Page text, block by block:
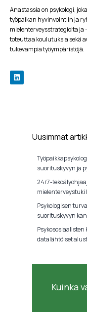
Anastassia on psykologi,
työpaikan hyvinvointiin ja
mielenterveysstrategioita
toteuttaa koulutuksia sekä
tukevampia työympäristöjä.
Uusimmat
suorituskyvyn ja
24/7-
Psykologisen
suorituskyvyn
datalähtöiset
Kuinka